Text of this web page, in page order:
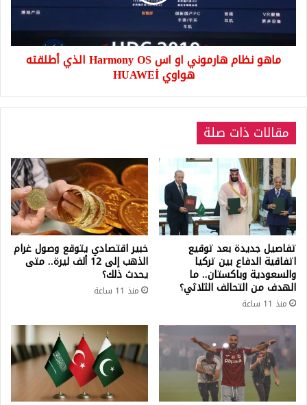
الذي
أطلقته
هواوي
ماهو نظام هارموني او اس Harmony OS الذي أطلقته
هواوي HUAWEİ
مقالات ذات صلة
تفاصيل جديدة بعد توقيع
اتفاقية الدفاع بين تركيا
والسعودية وباكستان.. ما
الهدف من التحالف الثلاثي؟
منذ 11 ساعة
خبير اقتصادي يتوقع وصول غرام
الذهب إلى 12 ألف ليرة.. متى
يحدث ذلك؟
منذ 11 ساعة